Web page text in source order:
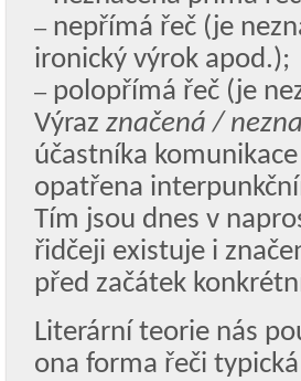
– nepřímá řeč (je
ironický výrok apod.);
– polopřímá řeč (je
Výraz značená /
účastníka
opatřena
Tím jsou dnes v
řidčeji existuje i
před začátek
Literární teorie nás
ona forma řeči